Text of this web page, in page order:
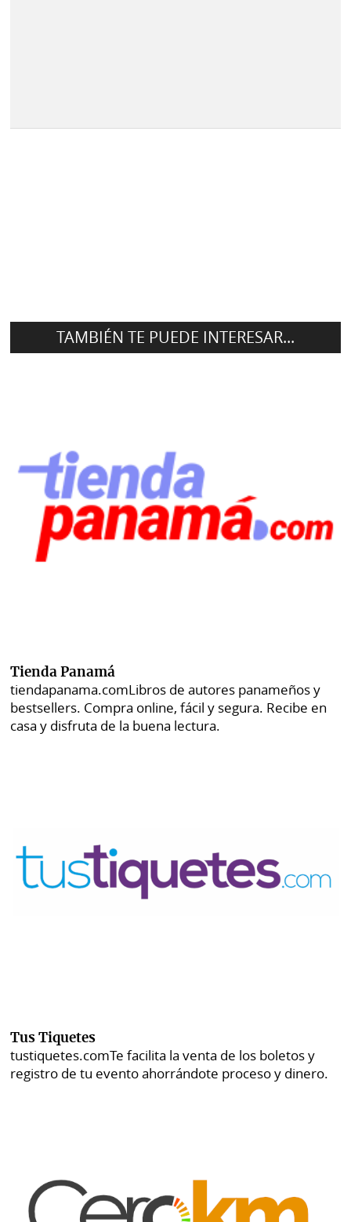
TAMBIÉN TE PUEDE INTERESAR...
Tienda Panamá
tiendapanama.comLibros de autores panameños y
bestsellers. Compra online, fácil y segura. Recibe en
casa y disfruta de la buena lectura.
Tus Tiquetes
tustiquetes.comTe facilita la venta de los boletos y
registro de tu evento ahorrándote proceso y dinero.